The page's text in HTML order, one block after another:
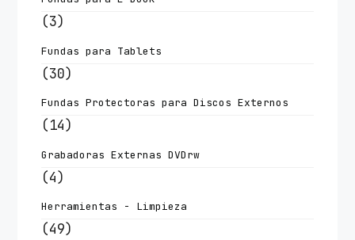
(3)
Fundas para Tablets
(30)
Fundas Protectoras para Discos Externos
(14)
Grabadoras Externas DVDrw
(4)
Herramientas - Limpieza
(49)